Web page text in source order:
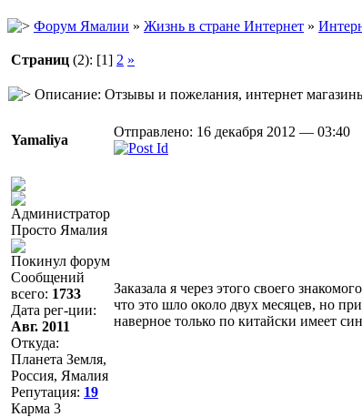
Форум Ямалии » Жизнь в стране Интернет »
Страниц (2): [1] 2 »
Описание: Отзывы и пожелания, интернет
Yamaliya
Отправлено: 16 декабря 2012 — 03:40
Просто Ямалия
Покинул форум
Сообщений
всего: 1733
Дата рег-ции:
Авг. 2011
Откуда:
Планета Земля,
Россия, Ямалия
Репутация: 19
Карма 3
Заказала я через этого своего
что это шло около двух месяцев, но
наверное только по китайски имеет